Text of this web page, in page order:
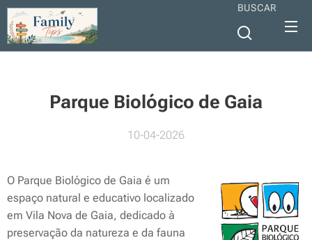
BUSCAR
Parque Biológico de Gaia
10-04-2026
O Parque Biológico de Gaia é um
espaço natural e educativo localizado
em Vila Nova de Gaia, dedicado à
preservação da natureza e da fauna